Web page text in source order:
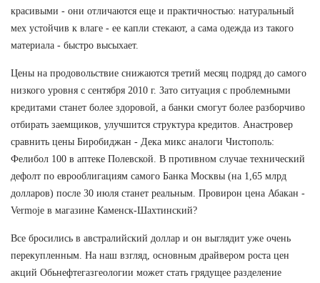
красивыми - они отличаются еще и практичностью: натуральный
мех устойчив к влаге - ее капли стекают, а сама одежда из такого
материала - быстро высыхает.
Цены на продовольствие снижаются третий месяц подряд до самого
низкого уровня с сентября 2010 г. Зато ситуация с проблемными
кредитами станет более здоровой, а банки смогут более разборчиво
отбирать заемщиков, улучшится структура кредитов. Анастровер
сравнить цены Биробиджан - Дека микс аналоги Чистополь:
Фелибол 100 в аптеке Полевской. В противном случае технический
дефолт по еврооблигациям самого Банка Москвы (на 1,65 млрд
долларов) после 30 июля станет реальным. Провирон цена Абакан -
Vermoje в магазине Каменск-Шахтинский?
Все бросились в австралийский доллар и он выглядит уже очень
перекупленным. На наш взгляд, основным драйвером роста цен
акций Обьнефтегазгеологии может стать грядущее разделение